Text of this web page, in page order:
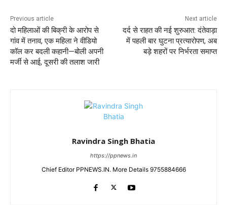
Previous article
दो महिलाओं की बिक्री के आरोप से
गांव में तनाव, एक महिला ने वीडियो
कॉल कर बदली कहानी—बोली अपनी
मर्जी से आई, दूसरी की तलाश जारी
Next article
दर्द से राहत की नई शुरुआत: दंतेवाड़ा
में पहली बार घुटना प्रत्यारोपण, अब
बड़े शहरों पर निर्भरता समाप्त
Ravindra Singh Bhatia
https://ppnews.in
Chief Editor PPNEWS.IN. More Details 9755884666